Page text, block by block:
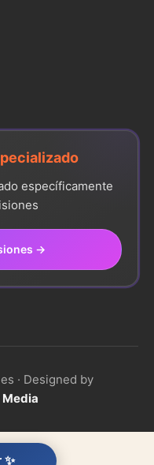
específicamente
→
· Designed by
Media